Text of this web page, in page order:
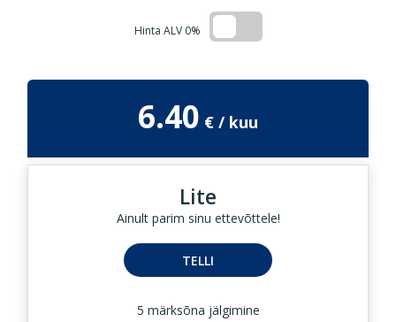
Hinta ALV 0%
6.40
Lite
Ainult parim sinu ettevõttele!
TELLI
5 märksõna jälgimine